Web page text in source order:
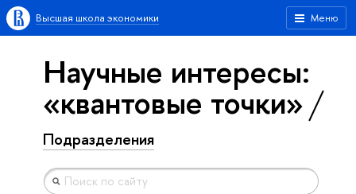
Меню
Высшая школа экономики
Научные интересы:
«квантовые точки»
Подразделения